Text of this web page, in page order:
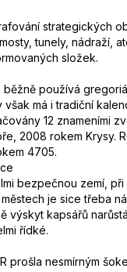
strategických
tunely, nádraží,
složek.
běžně používá
má i tradiční
12 znameními
2008 rokem Krysy.
4705.
bezpečnou zemí,
je sice třeba
výskyt kapsářů
řídké.
prošla nesmírným